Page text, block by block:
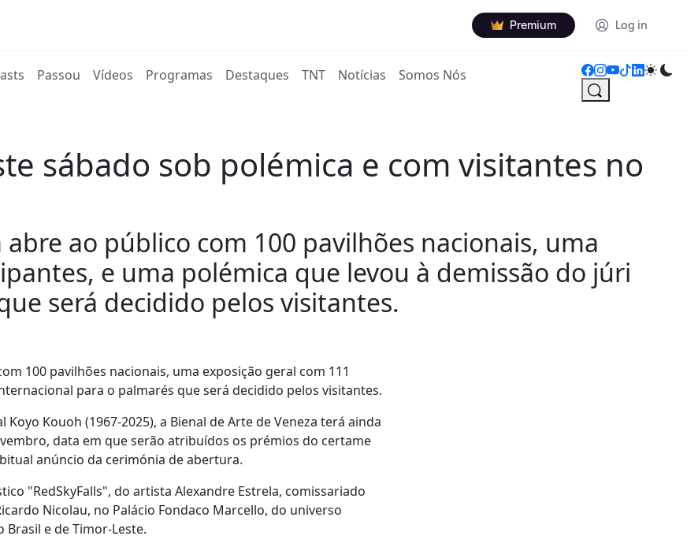
Premium Log in
Passou Vídeos Programas Destaques TNT Notícias Somos Nós
sábado sob polémica e com visitantes no
abre ao público com 100 pavilhões nacionais, uma
e uma polémica que levou à demissão do júri
será decidido pelos visitantes.
100 pavilhões nacionais, uma exposição geral com 111
para o palmarés que será decidido pelos visitantes.
Kouoh (1967-2025), a Bienal de Arte de Veneza terá ainda
data em que serão atribuídos os prémios do certame
anúncio da cerimónia de abertura.
"RedSkyFalls", do artista Alexandre Estrela, comissariado
Nicolau, no Palácio Fondaco Marcello, do universo
e de Timor-Leste.